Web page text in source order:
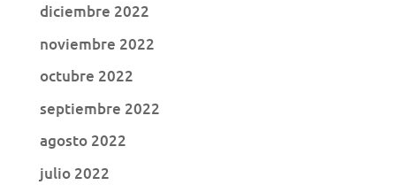
diciembre 2022
noviembre 2022
octubre 2022
septiembre 2022
agosto 2022
julio 2022